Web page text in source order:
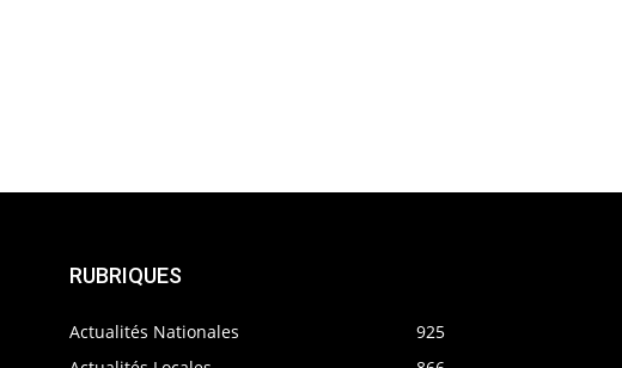
RUBRIQUES
Actualités Nationales
925